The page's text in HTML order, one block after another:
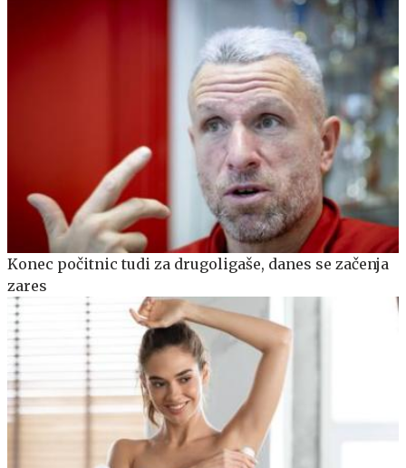
Konec počitnic tudi za drugoligaše, danes se začenja
zares